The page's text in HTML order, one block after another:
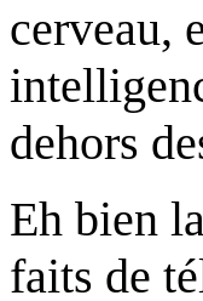
cerveau,
dehors
Eh bien
faits de